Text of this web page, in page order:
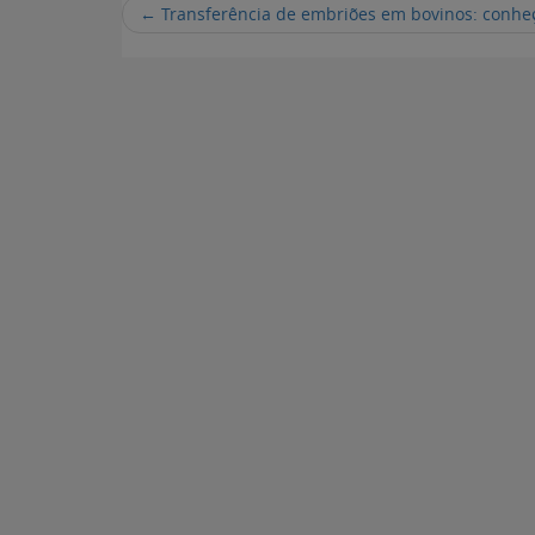
← Transferência de embriões em bovinos: